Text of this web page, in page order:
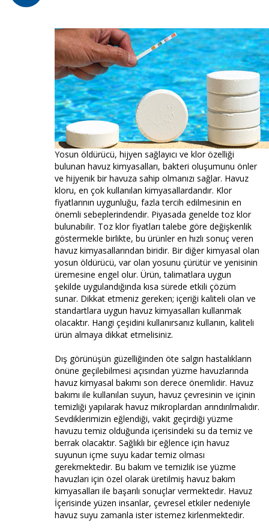
Yosun öldürücü, hijyen sağlayıcı ve klor özelliği
bulunan havuz kimyasalları, bakteri oluşumunu önler
ve hijyenik bir havuza sahip olmanızı sağlar. Havuz
kloru, en çok kullanılan kimyasallardandır. Klor
fiyatlarının uygunluğu, fazla tercih edilmesinin en
önemli sebeplerindendir. Piyasada genelde toz klor
bulunabilir. Toz klor fiyatları talebe göre değişkenlik
göstermekle birlikte, bu ürünler en hızlı sonuç veren
havuz kimyasallarından biridir. Bir diğer kimyasal olan
yosun öldürücü, var olan yosunu çürütür ve yenisinin
üremesine engel olur. Ürün, talimatlara uygun
şekilde uygulandığında kısa sürede etkili çözüm
sunar. Dikkat etmeniz gereken; içeriği kaliteli olan ve
standartlara uygun havuz kimyasalları kullanmak
olacaktır. Hangi çeşidini kullanırsanız kullanın, kaliteli
ürün almaya dikkat etmelisiniz.
Dış görünüşün güzelliğinden öte salgın hastalıkların
önüne geçilebilmesi açısından yüzme havuzlarında
havuz kimyasal bakımı son derece önemlidir. Havuz
bakımı ile kullanılan suyun, havuz çevresinin ve içinin
temizliği yapılarak havuz mikroplardan arındırılmalıdır.
Sevdiklerimizin eğlendiği, vakit geçirdiği yüzme
havuzu temiz olduğunda içerisindeki su da temiz ve
berrak olacaktır. Sağlıklı bir eğlence için havuz
suyunun içme suyu kadar temiz olması
gerekmektedir. Bu bakım ve temizlik ise yüzme
havuzları için özel olarak üretilmiş havuz bakım
kimyasalları ile başarılı sonuçlar vermektedir. Havuz
İçerisinde yüzen insanlar, çevresel etkiler nedeniyle
havuz suyu zamanla ister istemez kirlenmektedir.